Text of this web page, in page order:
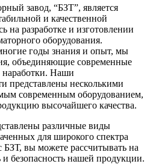
завод, “БЗТ”, является
и качественной
на разработке и изготовлении
оборудования.
годы знания и опыт, мы
объединяющие современные
наработки. Наши
представлены несколькими
современным оборудованием,
высочайшего качества.
различные виды
для широкого спектра
вы можете рассчитывать на
безопасность нашей продукции.